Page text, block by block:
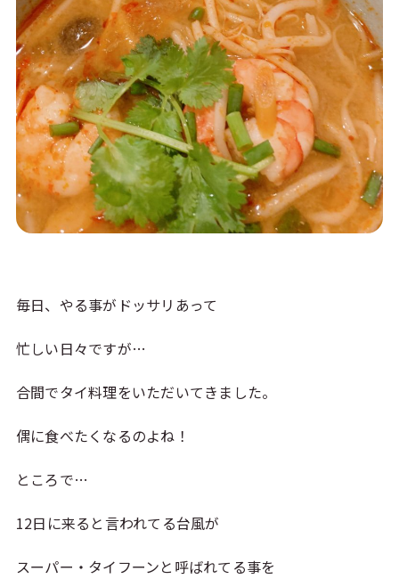
毎日、やる事がドッサリあって
忙しい日々ですが…
合間でタイ料理をいただいてきました。
偶に食べたくなるのよね！
ところで…
12日に来ると言われてる台風が
スーパー・タイフーンと呼ばれてる事を